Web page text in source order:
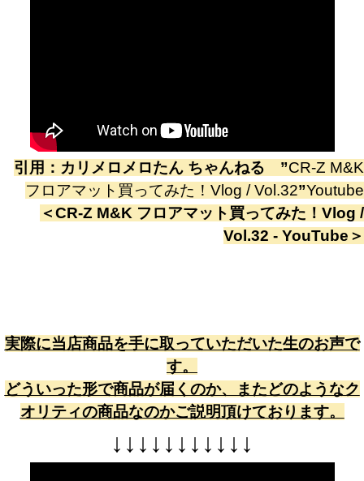
引用： カリメロメロたん ちゃんねる ”CR-Z M&K
フロアマット買ってみた！Vlog / Vol.32”Youtube
＜CR-Z M&K フロアマット買ってみた！Vlog /
Vol.32 - YouTube ＞
実際に当店商品を手に取っていただいた生のお声で
す。
どういった形で商品が届くのか、またどのようなク
オリティの商品なのかご説明頂けております。
↓ ↓ ↓ ↓ ↓ ↓ ↓ ↓ ↓ ↓ ↓